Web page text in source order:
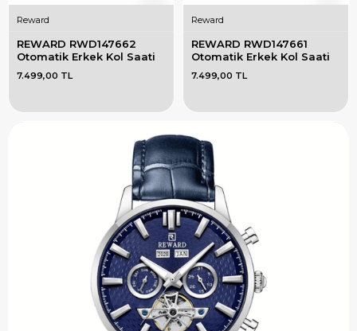
Reward
REWARD RWD147662
Otomatik Erkek Kol Saati
7.499,00 TL
Reward
REWARD RWD147661
Otomatik Erkek Kol Saati
7.499,00 TL